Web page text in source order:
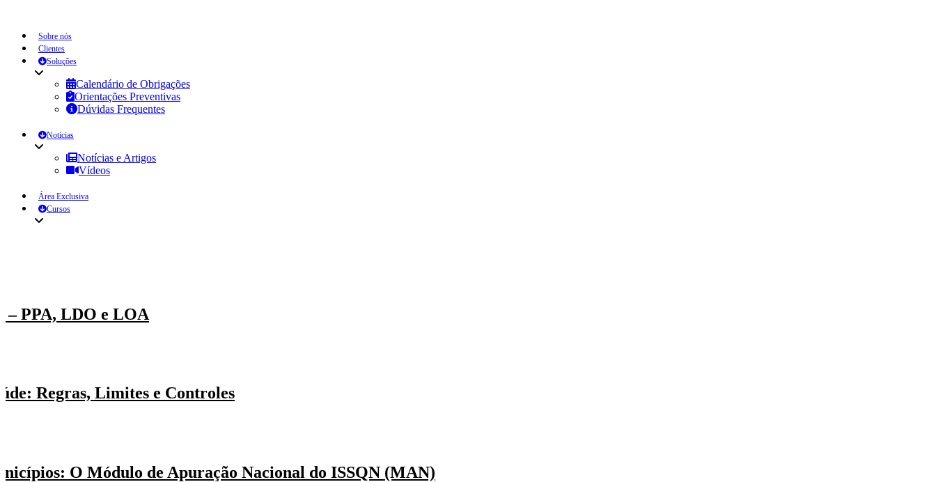
Sobre nós
Clientes
Soluções
Calendário de Obrigações
Orientações Preventivas
Dúvidas Frequentes
Notícias
Notícias e Artigos
Vídeos
Área Exclusiva
Cursos
– PPA, LDO e LOA
Regras, Limites e Controles
O Módulo de Apuração Nacional do ISSQN (MAN)